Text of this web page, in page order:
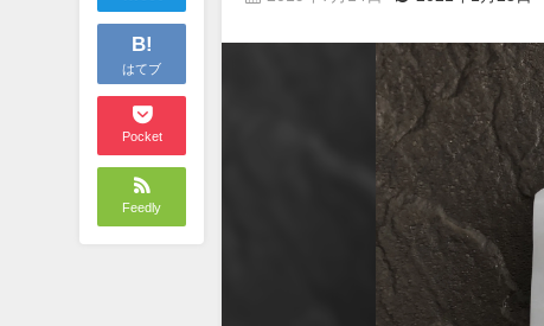
B!
はてブ
Pocket
Feedly